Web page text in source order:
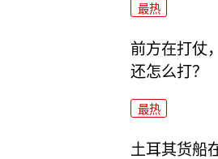
最热
前方在打仗
还怎么打？
最热
土耳其货船